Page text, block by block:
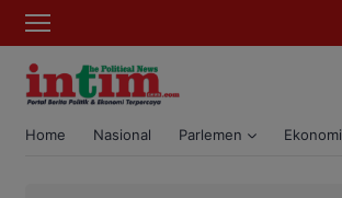
Home Nasional Parlemen Ekonomi